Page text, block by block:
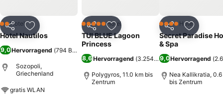
Teilen Zu Favoriten hinzufügen
2 Sterne
Hotel
Hotel Nautilos
9,0Hervorragend (794 Bewertungen
Sozopoli,
Griechenland
gratis WLAN
Teilen Zu Favoriten hinzufügen
5 Sterne Hotel
TUI BLUE Lagoon
Princess
8,6Hervorragend (3.254 Bewertungen)
Polygyros, 11.0 km bis
Zentrum
Teilen Zu
4 SterneHotel
Secret Paradise
& Spa
9,0Hervorragend (
Nea Kallikratia,
bis Zentrum